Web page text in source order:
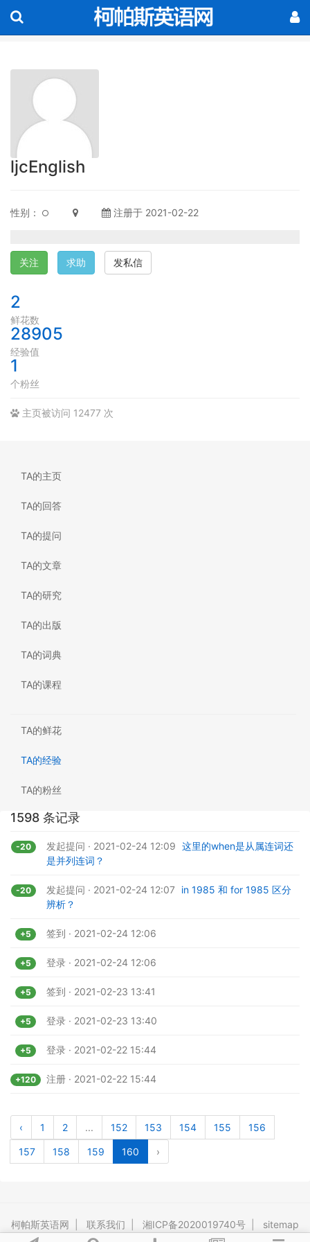
ljcEnglish
性别： 注册于 2021-02-22
关注 求助 发私信
2
鲜花数
28905
经验值
1
个粉丝
主页被访问 12477 次
TA的主页
TA的回答
TA的提问
TA的文章
TA的研究
TA的出版
TA的词典
TA的课程
TA的鲜花
TA的经验
TA的粉丝
1598 条记录
-20 发起提问 · 2021-02-24 12:09 这里的when是从属连词还
是并列连词？
-20 发起提问 · 2021-02-24 12:07 in 1985 和 for 1985 区分
辨析？
+5 签到 · 2021-02-24 12:06
+5 登录 · 2021-02-24 12:06
+5 签到 · 2021-02-23 13:41
+5 登录 · 2021-02-23 13:40
+5 登录 · 2021-02-22 15:44
+120 注册 · 2021-02-22 15:44
‹ 1 2 ... 152 153 154 155 156
157 158 159 160 ›
柯帕斯英语网 联系我们 湘ICP备2020019740号 sitemap